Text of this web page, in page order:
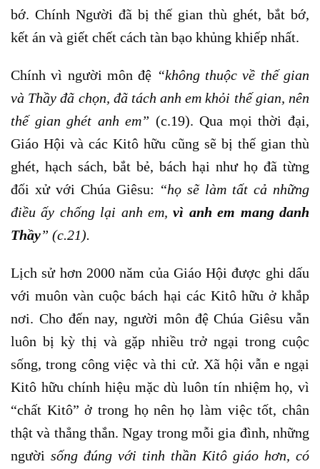
bớ. Chính Người đã bị thế gian thù ghét, bắt bớ,
kết án và giết chết cách tàn bạo khủng khiếp nhất.
Chính vì người môn đệ “không thuộc về thế gian
và Thầy đã chọn, đã tách anh em khỏi thế gian, nên
thế gian ghét anh em” (c.19). Qua mọi thời đại,
Giáo Hội và các Kitô hữu cũng sẽ bị thế gian thù
ghét, hạch sách, bắt bẻ, bách hại như họ đã từng
đối xử với Chúa Giêsu: “họ sẽ làm tất cả những
điều ấy chống lại anh em,vì anh em mang danh
Thầy” (c.21).
Lịch sử hơn 2000 năm của Giáo Hội được ghi dấu
với muôn vàn cuộc bách hại các Kitô hữu ở khắp
nơi. Cho đến nay, người môn đệ Chúa Giêsu vẫn
luôn bị kỳ thị và gặp nhiều trở ngại trong cuộc
sống, trong công việc và thi cử. Xã hội vẫn e ngại
Kitô hữu chính hiệu mặc dù luôn tín nhiệm họ, vì
“chất Kitô” ở trong họ nên họ làm việc tốt, chân
thật và thẳng thắn. Ngay trong mỗi gia đình, những
người sống đúng với tinh thần Kitô giáo hơn, có